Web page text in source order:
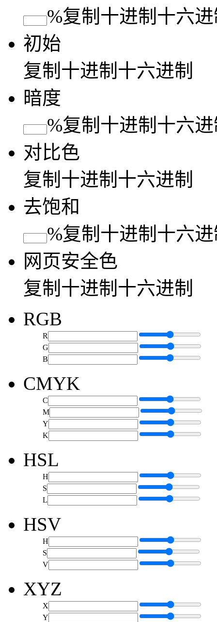
%复制 十进制 十六
初始
复制 十进制 十六进制
暗度
%复制 十进制 十六
对比色
复制 十进制 十六进制
去饱和
%复制 十进制 十六
网页安全色
复制 十进制 十六进制
RGB
R
G
B
CMYK
C
M
Y
K
HSL
H
S
L
HSV
H
S
V
XYZ
X
Y